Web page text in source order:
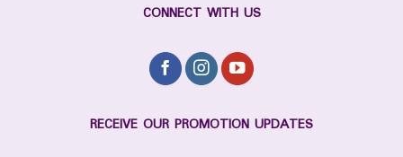
CONNECT WITH US
RECEIVE OUR PROMOTION UPDATES